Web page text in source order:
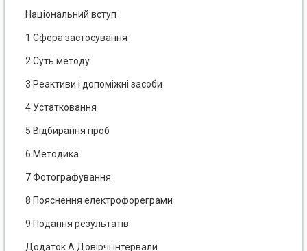
Національний вступ
1 Сфера застосування
2 Суть методу
3 Реактиви і допоміжні засоби
4 Устатковання
5 Відбирання проб
6 Методика
7 Фотографування
8 Пояснення електрофореграми
9 Подання результатів
Додаток А Довірчі інтервали